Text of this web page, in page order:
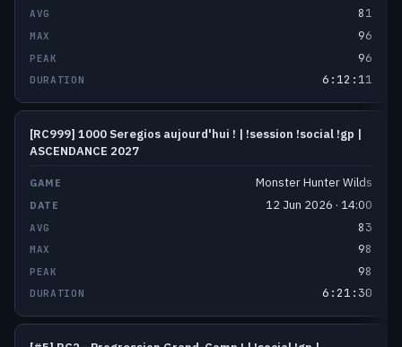
81
96
96
6:12:11
[RC999] 1000 Seregios aujourd'hui ! | !session !social !gp |
ASCENDANCE 2027
Monster Hunter Wilds
12 Jun 2026 · 14:00
83
98
98
6:21:30